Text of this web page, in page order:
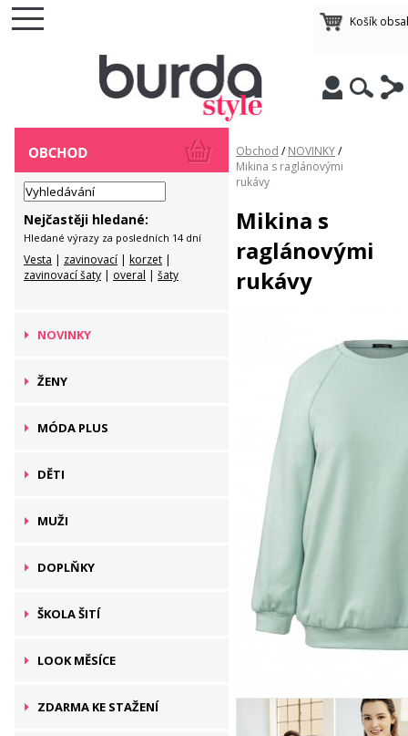
Košík
Nejčastěji hledané:
Hledané výrazy za posledních 14 dní
Vesta | zavinovací | korzet |
zavinovací šaty | overal | šaty
NOVINKY
ŽENY
MÓDA PLUS
DĚTI
MUŽI
DOPLŇKY
ŠKOLA ŠITÍ
LOOK MĚSÍCE
ZDARMA KE STAŽENÍ
Obchod / NOVINKY/
Mikina s raglánovými
rukávy
Mikina s
raglánovými
rukávy